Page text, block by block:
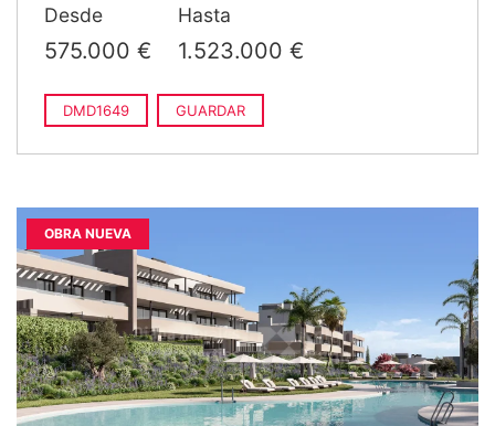
construido
1.011.000 € 2 dorms. · 2 baños · 155 m
construido
construido
Desde
575.000 €
Hasta
1.523.000 €
DMD1649 GUARDAR
OBRA NUEVA